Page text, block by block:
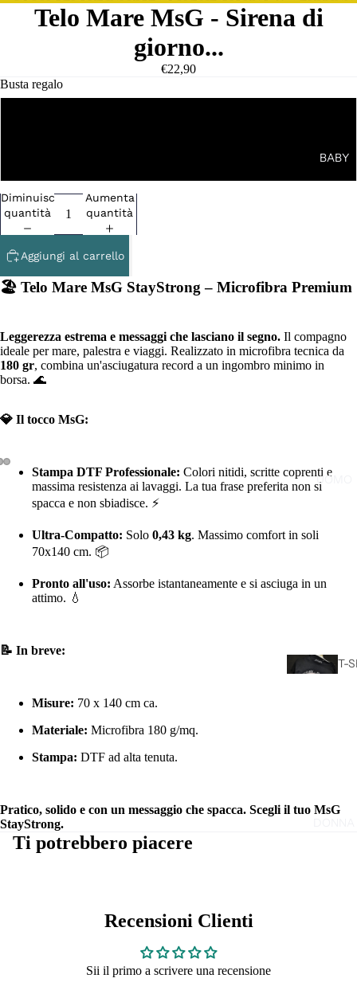
BABY
UOMO
T-
Telo Mare MsG - Sirena di
giorno...
€22,90
Busta regalo
Diminuisci
quantità
Aumenta
quantità
Aggiungi al carrello
🏖️ Telo Mare MsG StayStrong – Microfibra Premium
Leggerezza estrema e messaggi che lasciano il segno. Il compagno
ideale per mare, palestra e viaggi. Realizzato in microfibra tecnica da
180 gr, combina un'asciugatura record a un ingombro minimo in
borsa. 🌊
💎 Il tocco MsG:
Stampa DTF Professionale: Colori nitidi, scritte coprenti e
massima resistenza ai lavaggi. La tua frase preferita non si
spacca e non sbiadisce. ⚡
Ultra-Compatto: Solo 0,43 kg. Massimo comfort in soli
70x140 cm. 📦
Pronto all'uso: Assorbe istantaneamente e si asciuga in un
attimo. 💧
📝 In breve:
Misure: 70 x 140 cm ca.
Materiale: Microfibra 180 g/mq.
Stampa: DTF ad alta tenuta.
Pratico, solido e con un messaggio che spacca. Scegli il tuo MsG
StayStrong.
Ti potrebbero piacere
Recensioni Clienti
Sii il primo a scrivere una recensione